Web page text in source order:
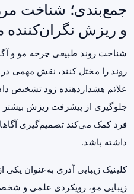
جمع‌بندی؛ شناخت
و ریزش نگران‌کننده
شناخت روند طبیعی چرخه مو و
روند را مختل کنند، نقش مهمی
علائم هشداردهنده زود تشخیص
جلوگیری از پیشرفت ریزش
فرد کمک می‌کند تصمیم‌گیری
داشته باشد.
کلینیک زیبایی آدری به‌عنوان
زیبایی مو، رویکردی علمی و